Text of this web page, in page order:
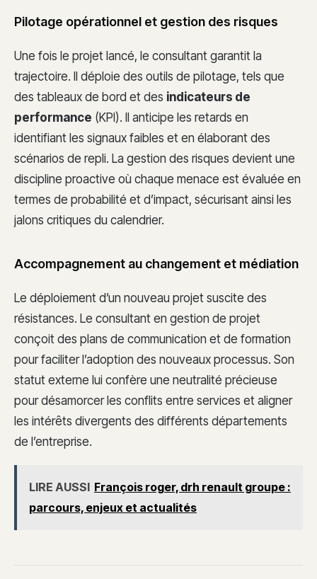
Pilotage opérationnel et gestion des risques
Une fois le projet lancé, le consultant garantit la
trajectoire. Il déploie des outils de pilotage, tels que
des tableaux de bord et des indicateurs de
performance (KPI). Il anticipe les retards en
identifiant les signaux faibles et en élaborant des
scénarios de repli. La gestion des risques devient une
discipline proactive où chaque menace est évaluée en
termes de probabilité et d’impact, sécurisant ainsi les
jalons critiques du calendrier.
Accompagnement au changement et médiation
Le déploiement d’un nouveau projet suscite des
résistances. Le consultant en gestion de projet
conçoit des plans de communication et de formation
pour faciliter l’adoption des nouveaux processus. Son
statut externe lui confère une neutralité précieuse
pour désamorcer les conflits entre services et aligner
les intérêts divergents des différents départements
de l’entreprise.
LIRE AUSSI François roger, drh renault groupe :
parcours, enjeux et actualités